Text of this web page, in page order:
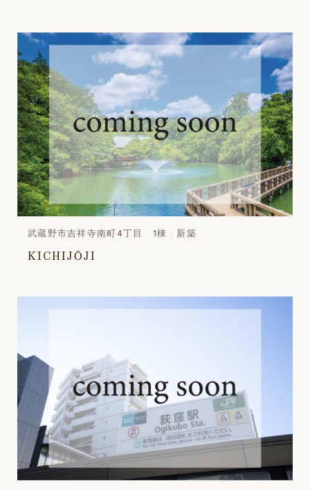
武蔵野市吉祥寺南町4丁目 1棟 新築
KICHIJŌJI